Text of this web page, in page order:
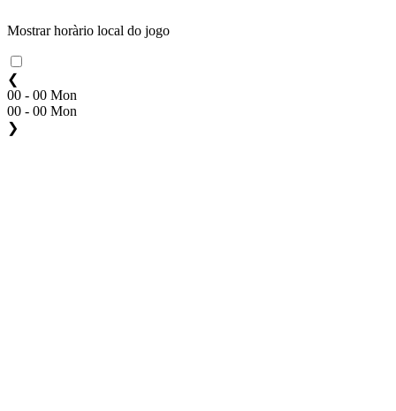
Mostrar horàrio local do jogo
❮
00 - 00 Mon
00 - 00 Mon
❯